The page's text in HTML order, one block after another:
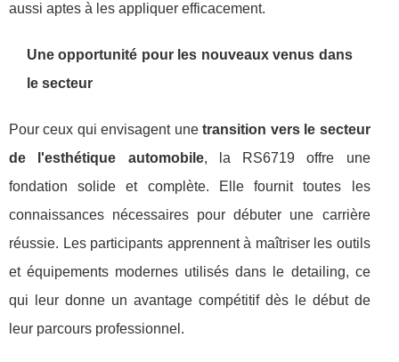
aussi aptes à les appliquer efficacement.
Une opportunité pour les nouveaux venus dans
le secteur
Pour ceux qui envisagent unetransition vers le secteur
de l'esthétique automobile, la RS6719 offre une
fondation solide et complète. Elle fournit toutes les
connaissances nécessaires pour débuter une carrière
réussie. Les participants apprennent à maîtriser les outils
et équipements modernes utilisés dans le detailing, ce
qui leur donne un avantage compétitif dès le début de
leur parcours professionnel.